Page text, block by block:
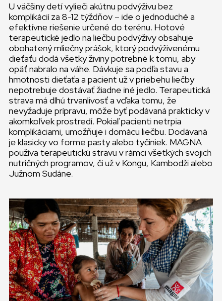
U väčšiny detí vylieči akútnu podvýživu bez
komplikácií za 8-12 týždňov – ide o jednoduché a
efektívne riešenie určené do terénu. Hotové
terapeutické jedlo na liečbu podvýživy obsahuje
obohatený mliečny prášok, ktorý podvýživenému
dieťaťu dodá všetky živiny potrebné k tomu, aby
opäť nabralo na váhe. Dávkuje sa podľa stavu a
hmotnosti dieťaťa a pacient už v priebehu liečby
nepotrebuje dostávať žiadne iné jedlo. Terapeutická
strava má dlhú trvanlivosť a vďaka tomu, že
nevyžaduje prípravu, môže byť podávaná prakticky v
akomkoľvek prostredí. Pokiaľ pacienti netrpia
komplikáciami, umožňuje i domácu liečbu. Dodávaná
je klasicky vo forme pasty alebo tyčiniek. MAGNA
používa terapeutickú stravu v rámci všetkých svojich
nutričných programov, či už v Kongu, Kambodži alebo
Južnom Sudáne.